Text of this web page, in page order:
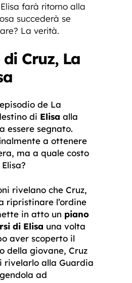
farà ritorno alla
succederà se
La verità.
Cruz, La
de La
di Elisa alla
essere segnato.
a ottenere
ma a quale costo
rivelano che Cruz,
ripristinare l’ordine
in atto un piano
di Elisa una volta
aver scoperto il
della giovane, Cruz
rivelarlo alla Guardia
ad